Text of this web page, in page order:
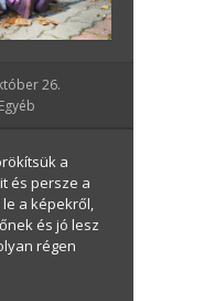
26.
Egyéb
a
és persze a
a képekről,
és jó lesz
régen